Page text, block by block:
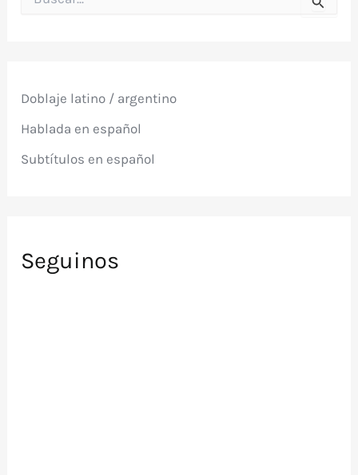
o
:
Doblaje latino / argentino
Hablada en español
Subtítulos en español
Seguinos